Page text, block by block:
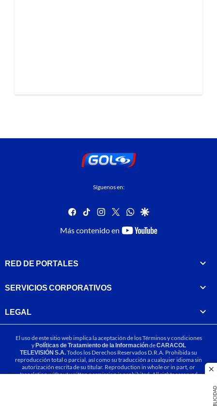
PUBLICIDAD
Síguenos en:
facebook
tiktok instagram
twitterwhatsapp
google
Más contenido en
youtube-
RED DE PORTALES
SERVICIOS CORPORATIVOS
LEGAL
El uso de este sitio web implica la aceptación de losTérminos y condiciones
yPolíticas de Tratamiento de la InformacióndeCARACOL
TELEVISIÓN S.A.Todos los Derechos Reservados D.R.A. Prohibida su
reproducción total o parcial, así como su traducción a cualquier idioma sin
autorización escrita de su titular. Reproduction in whole or in part, or
translation without written permission is prohibited. All rights reserved